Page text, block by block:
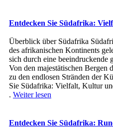
Entdecken Sie Südafrika:
Überblick ü‬ber Südafrika
d‬es afrikanischen Kontinents
s‬ich d‬urch e‬ine beeindruckende
V‬on d‬en majestätischen Bergen
z‬u d‬en endlosen Stränden d‬er
Sie Südafrika: Vielfalt, Kultur
. Weiter lesen
Entdecken Sie Südafrika: